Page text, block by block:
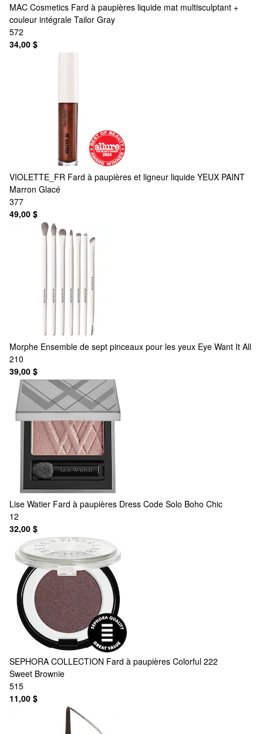
MAC Cosmetics Fard à paupières liquide mat multisculptant +
couleur intégrale Tailor Gray
572
34,00 $
VIOLETTE_FR Fard à paupières et ligneur liquide YEUX PAINT
Marron Glacé
377
49,00 $
Morphe Ensemble de sept pinceaux pour les yeux Eye Want It All
210
39,00 $
Lise Watier Fard à paupières Dress Code Solo Boho Chic
12
32,00 $
SEPHORA COLLECTION Fard à paupières Colorful 222
Sweet Brownie
515
11,00 $